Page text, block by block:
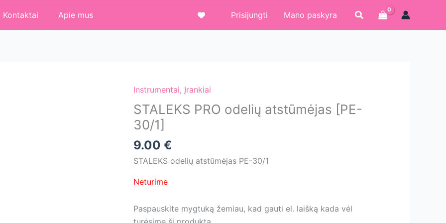
Kontaktai Apie mus Prisijungti Mano paskyra Paieška
Instrumentai, Įrankiai
STALEKS PRO odelių atstūmėjas [PE-
30/1]
9.00€
STALEKS odelių atstūmėjas PE-30/1
Neturime
Paspauskite mygtuką žemiau, kad gauti el. laišką kada vėl